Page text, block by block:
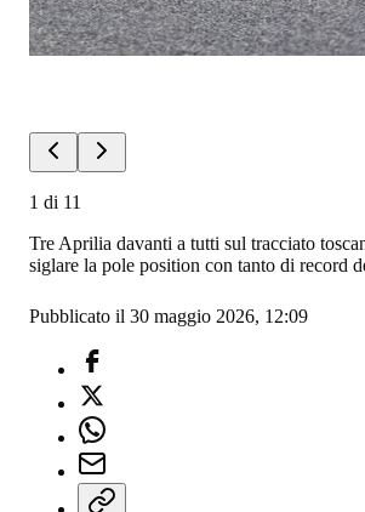
1 di 11
Tre Aprilia davanti a tutti sul tracciato
siglare la pole position con tanto di record
Pubblicato il 30 maggio 2026, 12:09